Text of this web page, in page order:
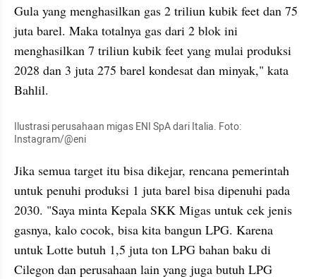
Gula yang menghasilkan gas 2 triliun kubik feet dan 75
juta barel. Maka totalnya gas dari 2 blok ini
menghasilkan 7 triliun kubik feet yang mulai produksi
2028 dan 3 juta 275 barel kondesat dan minyak," kata
Bahlil.
Ilustrasi perusahaan migas ENI SpA dari Italia. Foto:
Instagram/@eni
Jika semua target itu bisa dikejar, rencana pemerintah
untuk penuhi produksi 1 juta barel bisa dipenuhi pada
2030. "Saya minta Kepala SKK Migas untuk cek jenis
gasnya, kalo cocok, bisa kita bangun LPG. Karena
untuk Lotte butuh 1,5 juta ton LPG bahan baku di
Cilegon dan perusahaan lain yang juga butuh LPG